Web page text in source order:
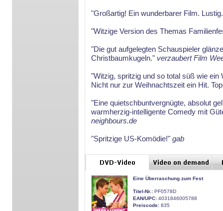
"Großartig! Ein wunderbarer Film.
"Witzige Version des Themas
"Die gut aufgelegten Schauspieler
Christbaumkugeln." verzaubert Film
"Witzig, spritzig und so total süß wie
Nicht nur zur Weihnachtszeit ein Hit.
"Eine quietschbuntvergnügte, absolut
warmherzig-intelligente Comedy mit
neighbours.de
"Spritzige US-Komödie!" gab
Eine Überraschung zum Fest
Titel-Nr.: PF0578D
EAN/UPC: 4031846005788
Preiscode: 835